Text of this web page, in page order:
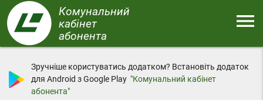
Перейти
до
основного
вмісту
Комунальний
кабінет
абонента
menu
Зручніше користуватись додатком? Встановіть додаток
для Android з Google Play "Комунальний кабінет
абонента"